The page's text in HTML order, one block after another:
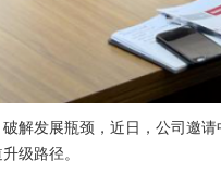
发展瓶颈，近日，公司邀请
级路径。